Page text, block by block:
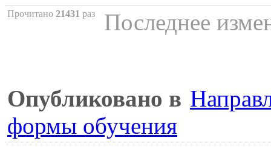
Прочитано 21431 раз Последнее
Опубликовано в
формы обучения